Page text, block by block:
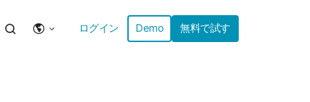
ログイン Demo 無料で試す